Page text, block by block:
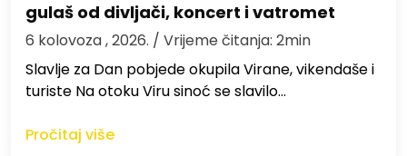
gulaš od divljači, koncert i vatromet
6 kolovoza , 2026. / Vrijeme čitanja: 2min
Slavlje za Dan pobjede okupila Virane, vikendaše i
turiste Na otoku Viru sinoć se slavilo…
Pročitaj više